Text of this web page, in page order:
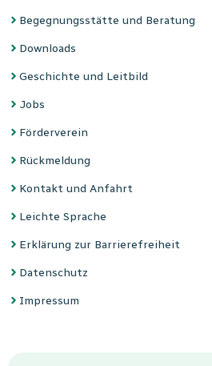
Begeg­nungs­stätte und Bera­tung
Downloads
Geschichte und Leitbild
Jobs
Förderverein
Rückmeldung
Kontakt und Anfahrt
Leichte Sprache
Erklärung zur Barrierefreiheit
Datenschutz
Impressum